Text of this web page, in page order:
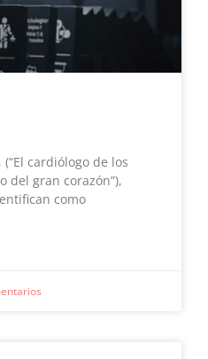
cardiólogo de los
del gran corazón”),
como